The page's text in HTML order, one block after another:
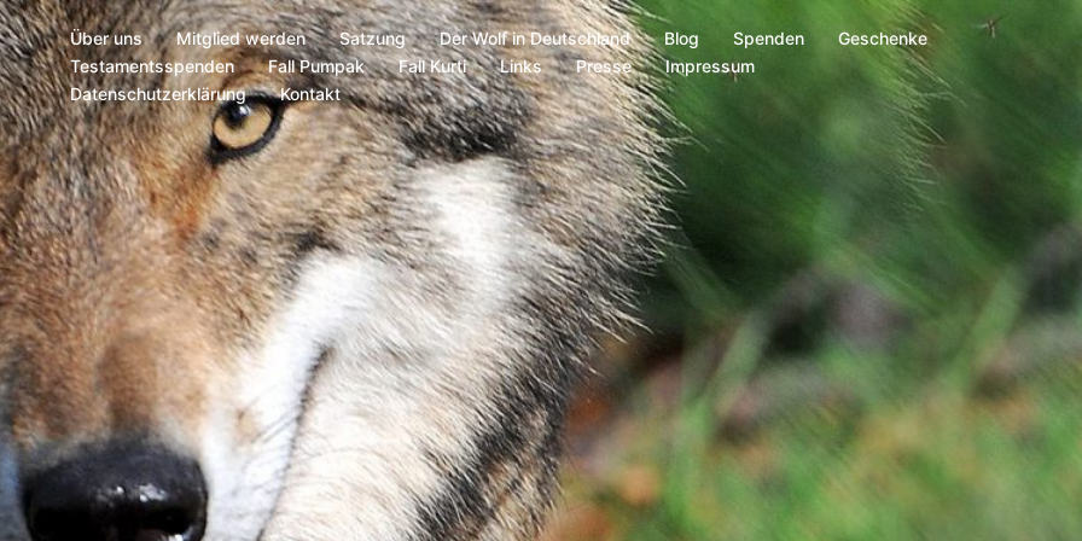
Über uns Mitglied werden Satzung Der Wolf in Deutschland Blog Spenden
Geschenke
Testamentsspenden
Fall Pumpak Fall Kurti Links Presse
Impressum
Datenschutzerklärung
Kontakt